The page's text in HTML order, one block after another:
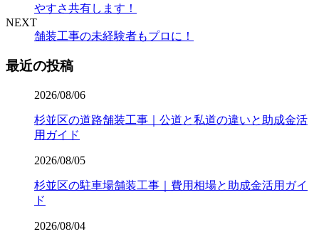
やすさ共有します！
NEXT
舗装工事の未経験者もプロに！
最近の投稿
2026/08/06
杉並区の道路舗装工事｜公道と私道の違いと助成金活
用ガイド
2026/08/05
杉並区の駐車場舗装工事｜費用相場と助成金活用ガイ
ド
2026/08/04